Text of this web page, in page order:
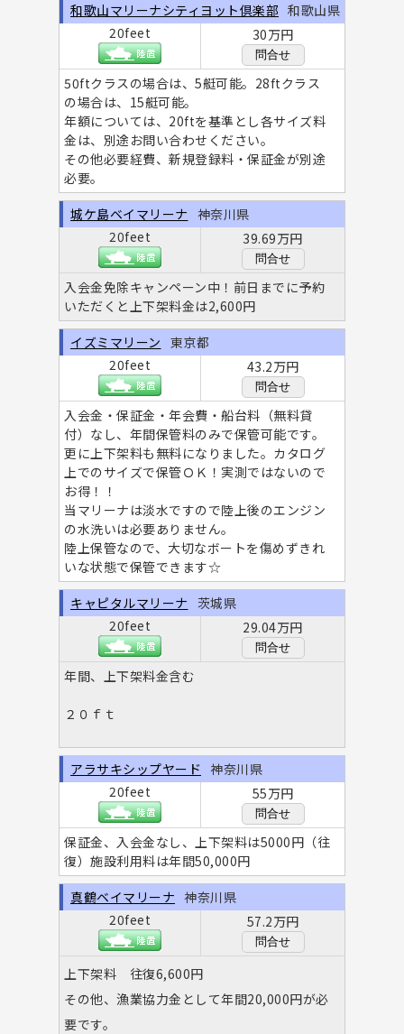
20feet 30万円
問合せ
50ftクラスの場合は、5艇可能。28ftクラス
の場合は、15艇可能。
年額については、20ftを基準とし各サイズ料
金は、別途お問い合わせください。
その他必要経費、新規登録料・保証金が別途
必要。
和歌山マリーナシティヨット倶楽部 和歌山県
20feet 39.69万円
問合せ
入会金免除キャンペーン中！前日までに予約
いただくと上下架料金は2,600円
城ケ島ベイマリーナ 神奈川県
20feet 43.2万円
問合せ
入会金・保証金・年会費・船台料（無料貸
付）なし、年間保管料のみで保管可能です。
更に上下架料も無料になりました。カタログ
上でのサイズで保管ＯＫ！実測ではないので
お得！！
当マリーナは淡水ですので陸上後のエンジン
の水洗いは必要ありません。
陸上保管なので、大切なボートを傷めずきれ
いな状態で保管できます☆
イズミマリーン 東京都
20feet 29.04万円
問合せ
年間、上下架料金含む
２０ｆｔ
キャピタルマリーナ 茨城県
20feet 55万円
問合せ
保証金、入会金なし、上下架料は5000円（往
復）施設利用料は年間50,000円
アラサキシップヤード 神奈川県
20feet 57.2万円
問合せ
上下架料 往復6,600円
その他、漁業協力金として年間20,000円が必
要です。
真鶴ベイマリーナ 神奈川県